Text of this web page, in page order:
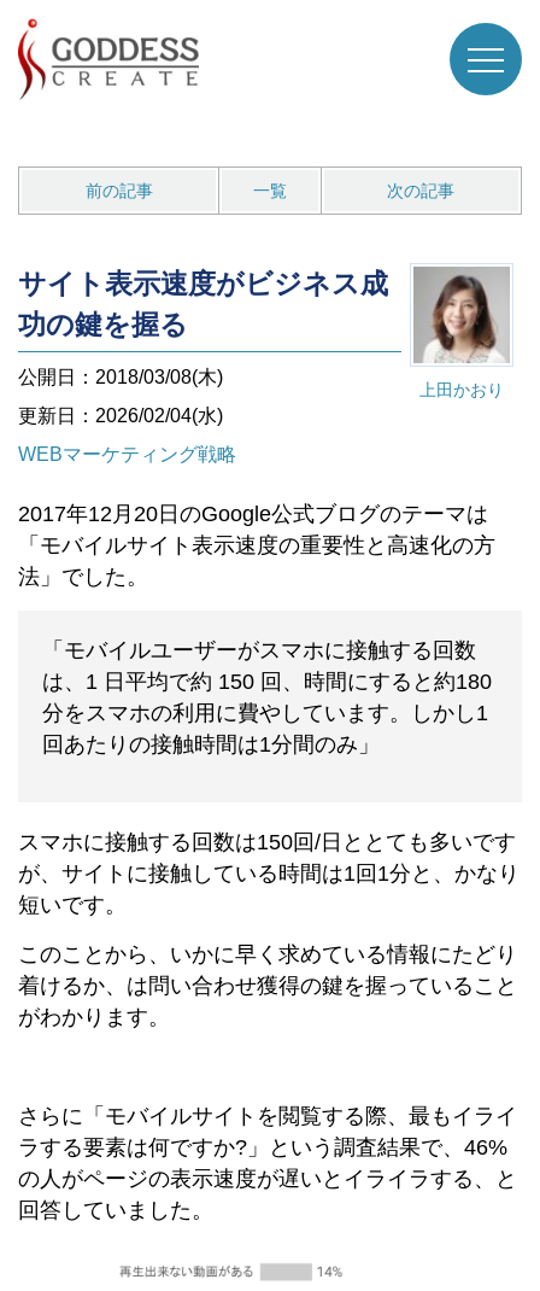
前の記事 一覧 次の記事
上田かおり
サイト表示速度がビジネス成
功の鍵を握る
公開日：2018/03/08(木)
更新日：2026/02/04(水)
WEBマーケティング戦略
2017年12月20日のGoogle公式ブログのテーマは
「モバイルサイト表示速度の重要性と高速化の方
法」でした。
「モバイルユーザーがスマホに接触する回数
は、1 日平均で約 150 回、時間にすると約180
分をスマホの利用に費やしています。しかし1
回あたりの接触時間は1分間のみ」
スマホに接触する回数は150回/日ととても多いです
が、サイトに接触している時間は1回1分と、かなり
短いです。
このことから、いかに早く求めている情報にたどり
着けるか、は問い合わせ獲得の鍵を握っていること
がわかります。
さらに「モバイルサイトを閲覧する際、最もイライ
ラする要素は何ですか?」という調査結果で、46%
の人がページの表示速度が遅いとイライラする、と
回答していました。